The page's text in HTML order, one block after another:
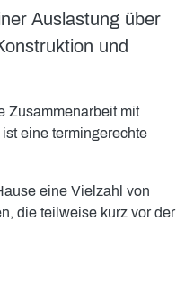
Auslastung über
und
Zusammenarbeit mit
eine termingerechte
eine Vielzahl von
die teilweise kurz vor der